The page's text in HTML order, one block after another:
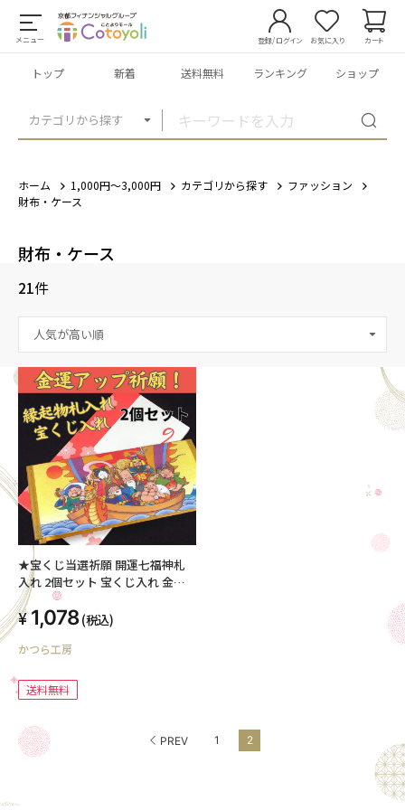
メニュー
カテゴリから探す
登録/ログイン お気に入り カート
トップ 新着 送料無料 ランキング ショップ
ホーム 1,000円～3,000円 カテゴリから探す
ファッション
財布・ケース
財布・ケース
21件
★宝くじ当選祈願 開運七福神札
入れ 2個セット 宝くじ入れ 金運
七福神「送料無料」
1,078 (税込)
かつら工房
送料無料
PREV 1 2